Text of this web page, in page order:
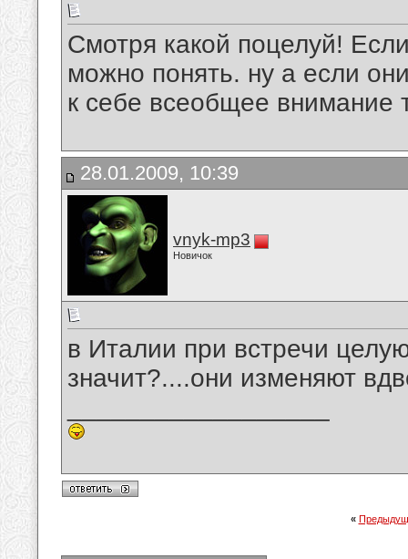
Смотря какой поцелуй!
можно понять. ну а если
к себе всеобщее внимание
28.01.2009, 10:39
vnyk-mp3
Новичок
в Италии при встречи
значит?....они изменяют
«